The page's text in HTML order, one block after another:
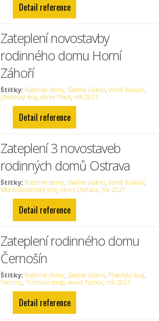
Detail reference
Zateplení novostavby
rodinného domu Horní
Záhoří
Štítky: Rodinné domy, Skelné vlákno,Volné foukání,
Jihočeský kraj,okres Písek, rok 2021
Detail reference
Zateplení 3 novostaveb
rodinných domů Ostrava
Štítky: Rodinné domy, Skelné vlákno,Volné foukání,
Moravskoslezský kraj,okres Ostrava, rok 2021
Detail reference
Zateplení rodinného domu
Černošín
Štítky: Rodinné domy, Skelné vlákno, Plzeňský kraj,
Šikminy,Trámový strop,okres Tachov, rok 2021
Detail reference